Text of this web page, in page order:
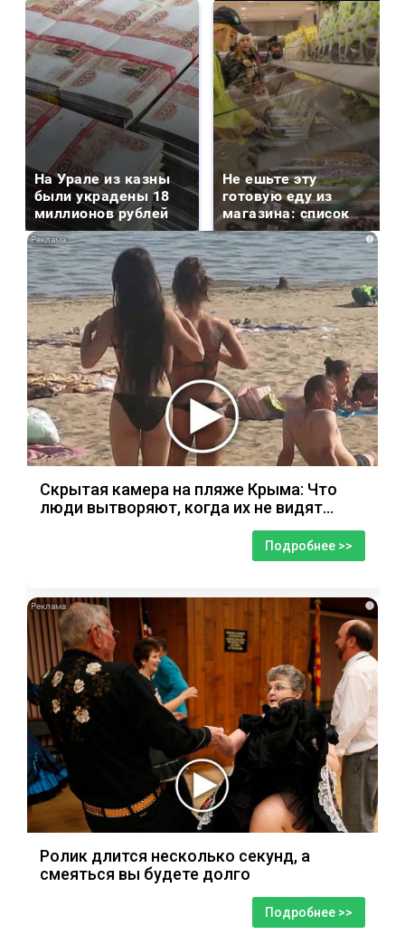
На Урале из казны
были украдены 18
миллионов рублей
Не ешьте эту
готовую еду из
магазина: список
i
Скрытая камера на пляже Крыма: Что
люди вытворяют, когда их не видят...
Подробнее >>
i
Ролик длится несколько секунд, а
смеяться вы будете долго
Подробнее >>